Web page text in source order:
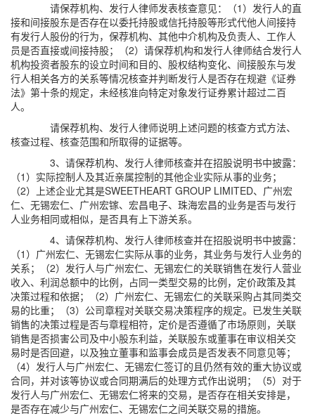
请保荐机构、发行人律师发表核查意见：（1）发行人的直
接和间接股东是否存在以委托持股或信托持股等形式代他人间接持
有发行人股份的行为，保荐机构、其他中介机构及负责人、工作人
员是否直接或间接持股；（2）请保荐机构和发行人律师结合发行人
机构投资者股东的设立时间和目的、股权结构变化、间接股东与发
行人相关各方的关系等情况核查并判断发行人是否存在规避《证券
法》第十条的规定，未经核准向特定对象发行证券累计超过二百
人。
请保荐机构、发行人律师说明上述问题的核查方式方法、
核查过程、核查范围和所取得的证据等。
3、请保荐机构、发行人律师核查并在招股说明书中披露：
（1）实际控制人及其近亲属控制的其他企业实际从事的业务；
（2）上述企业尤其是SWEETHEART GROUP LIMITED、广州宏
仁、无锡宏仁、广州宏镓、宏昌电子、珠海宏昌的业务是否与发行
人业务相同或相似，是否具有上下游关系。
4、请保荐机构、发行人律师核查并在招股说明书中披露：
（1）广州宏仁、无锡宏仁实际从事的业务，其业务与发行人业务的
关系；（2）发行人与广州宏仁、无锡宏仁的关联销售在发行人营业
收入、利润总额中的比例，占同一类型交易的比例，定价政策及其
决策过程和依据；（2）广州宏仁、无锡宏仁的关联采购占其同类交
易的比重；（3）公司章程对关联交易决策程序的规定。已发生关联
销售的决策过程是否与章程相符，定价是否遵循了市场原则，关联
销售是否损害公司及中小股东利益，关联股东或董事在审议相关交
易时是否回避，以及独立董事和监事会成员是否发表不同意见等；
（4）发行人与广州宏仁、无锡宏仁签订的且仍然有效的重大协议或
合同，并对该等协议或合同期满后的处理方式作出说明；（5）对于
发行人与广州宏仁、无锡宏仁将来的交易，是否存在相关安排是，
是否存在减少与广州宏仁、无锡宏仁之间关联交易的措施。